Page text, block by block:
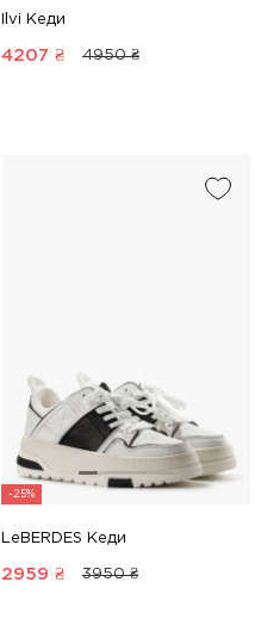
Ilvi Кеди
4207 ₴ 4950 ₴
-25%
LeBERDES Кеди
2959 ₴ 3950 ₴